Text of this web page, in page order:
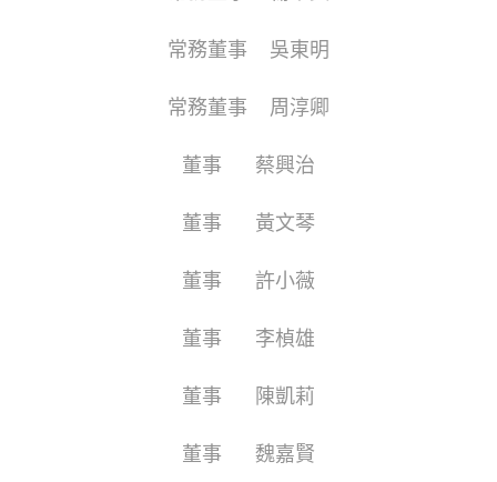
常務董事 吳東明
常務董事 周淳卿
董事 蔡興治
董事 黃文琴
董事 許小薇
董事 李楨雄
董事 陳凱莉
董事 魏嘉賢